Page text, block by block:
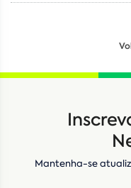
Mantenha-se
Locação
E-mail*